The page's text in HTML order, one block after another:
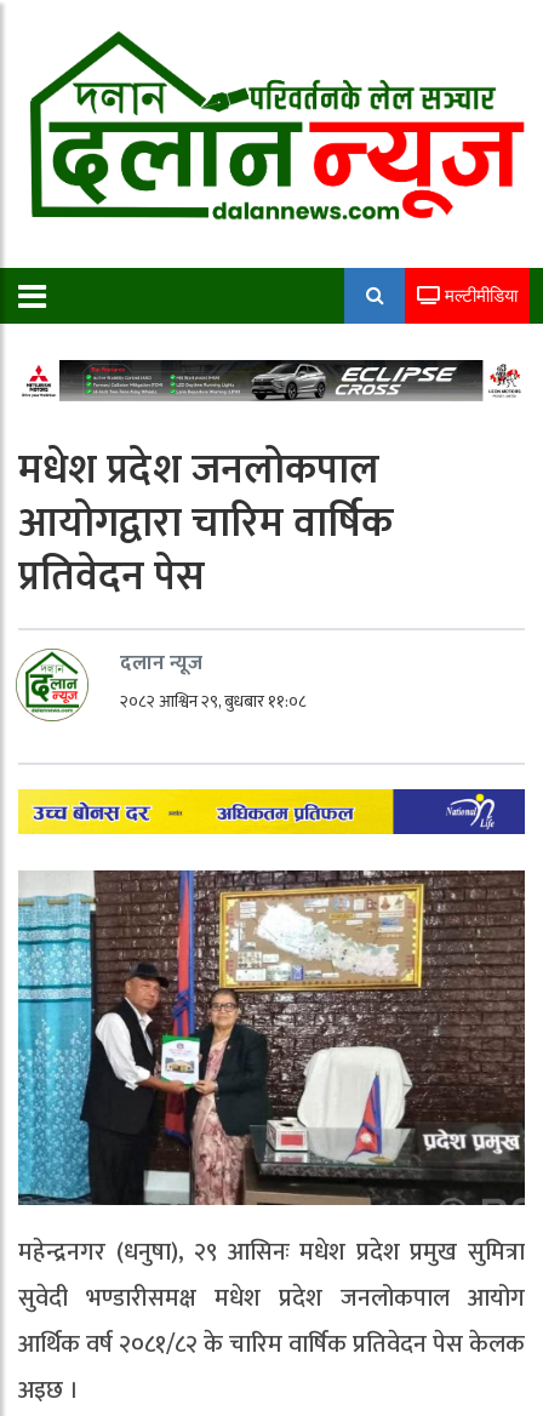
मल्टीमीडिया
मधेश प्रदेश जनलोकपाल
आयोगद्वारा चारिम वार्षिक
प्रतिवेदन पेस
दलान न्यूज
२०८२ आश्विन २९, बुधबार ११:०८
महेन्द्रनगर (धनुषा), २९ आसिनः मधेश प्रदेश प्रमुख सुमित्रा
सुवेदी भण्डारीसमक्ष मधेश प्रदेश जनलोकपाल आयोग
आर्थिक वर्ष २०८१/८२ के चारिम वार्षिक प्रतिवेदन पेस केलक
अइछ ।